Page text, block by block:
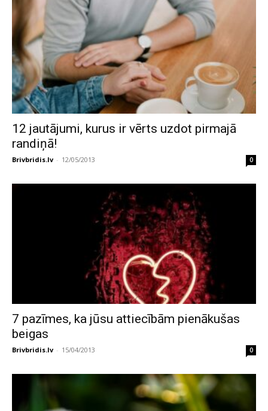
12 jautājumi, kurus ir vērts uzdot pirmajā
randiņā!
Brivbridis.lv - 12/05/2013 0
7 pazīmes, ka jūsu attiecībām pienākušas
beigas
Brivbridis.lv - 15/04/2013 0